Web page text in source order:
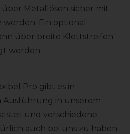
Metallösen sicher mit
Ein optional
über breite Klettstreifen
werden.
Pro gibt es in
in unserem
und verschiedene
auch bei uns zu haben.